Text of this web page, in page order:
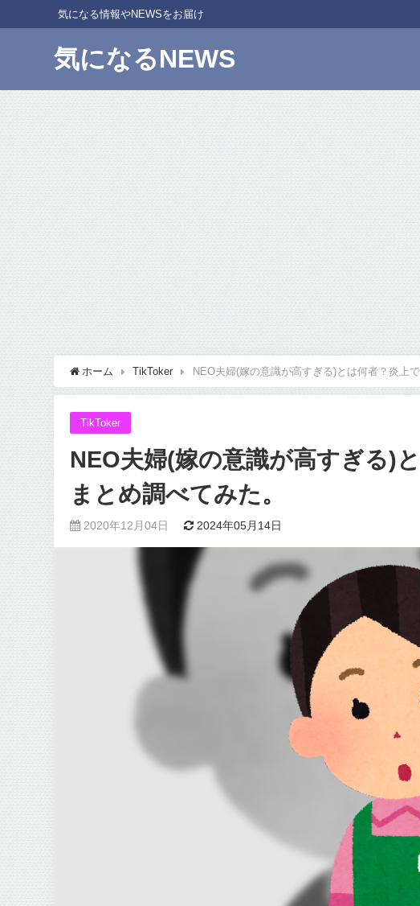
気になる情報やNEWSをお届け
気になるNEWS
ホーム TikToker NEO夫婦(嫁の意識が高すぎる)とは何者？炎上
TikToker
NEO夫婦(嫁の意識が高すぎる)
まとめ調べてみた。
2020年12月04日 2024年05月14日